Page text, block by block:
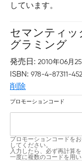
しています。
セマンティッ
グラミング
発売日 2010年06月
ISBN 978-4-87311-
削除
プロモーションコード
プロモーションコードを
してください。
入力したら、必ず再計算を
一度に複数のコードを用い